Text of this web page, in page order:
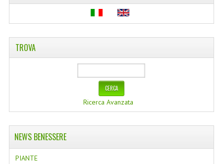
TROVA
Ricerca Avanzata
NEWS BENESSERE
PIANTE